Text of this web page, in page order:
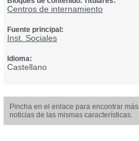
Centros de internamiento
Fuente principal:
Inst. Sociales
Idioma:
Castellano
Pincha en el enlace para encontrar más
noticias de las mismas características.